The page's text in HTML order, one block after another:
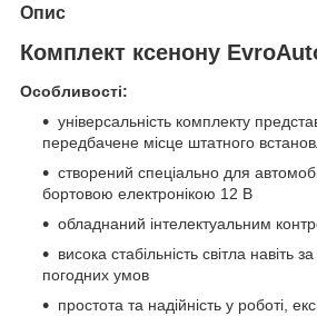
Опис
Комплект ксенону
Особливості:
універсальність комплекту
передбачене місце штатного
створений спеціально для
бортовою електронікою 12 В
обладнаний інтелектуальним
висока стабільність світла навіть
погодних умов
простота та надійність у роботі,